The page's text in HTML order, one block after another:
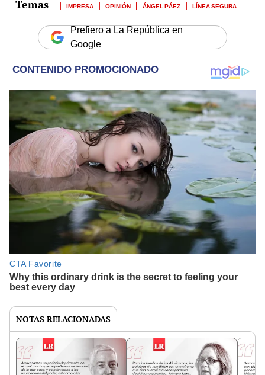
IMPRESA OPINIÓN ÁNGEL PÁEZ LÍNEA SEGURA
Prefiero a La República en
Google
NOTAS RELACIONADAS